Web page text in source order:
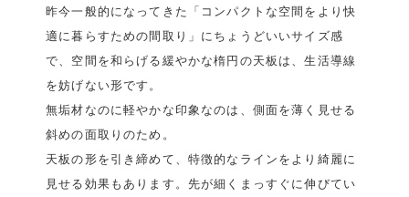
昨今一般的になってきた「コンパクトな空間をより快
適に暮らすための間取り」にちょうどいいサイズ感
で、空間を和らげる緩やかな楕円の天板は、生活導線
を妨げない形です。
無垢材なのに軽やかな印象なのは、側面を薄く見せる
斜めの面取りのため。
天板の形を引き締めて、特徴的なラインをより綺麗に
見せる効果もあります。先が細くまっすぐに伸びてい